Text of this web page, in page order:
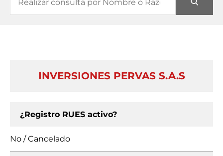
INVERSIONES PERVAS S.A.S
¿Registro RUES activo?
No / Cancelado